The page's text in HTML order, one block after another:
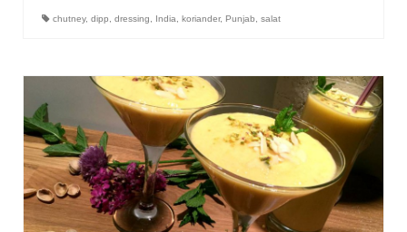
chutney, dipp, dressing, India, koriander, Punjab, salat